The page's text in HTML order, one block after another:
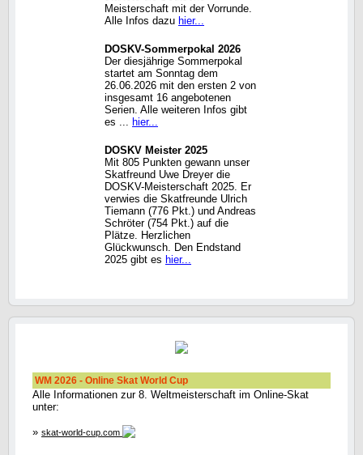
Meisterschaft mit der Vorrunde.
Alle Infos dazu hier...
DOSKV-Sommerpokal 2026
Der diesjährige Sommerpokal
startet am Sonntag dem
26.06.2026 mit den ersten 2 von
insgesamt 16 angebotenen
Serien. Alle weiteren Infos gibt
es ... hier...
DOSKV Meister 2025
Mit 805 Punkten gewann unser
Skatfreund Uwe Dreyer die
DOSKV-Meisterschaft 2025. Er
verwies die Skatfreunde Ulrich
Tiemann (776 Pkt.) und Andreas
Schröter (754 Pkt.) auf die
Plätze. Herzlichen
Glückwunsch. Den Endstand
2025 gibt es hier...
WM 2026 - Online Skat World Cup
Alle Informationen zur 8. Weltmeisterschaft im Online-Skat
unter:
» skat-world-cup.com